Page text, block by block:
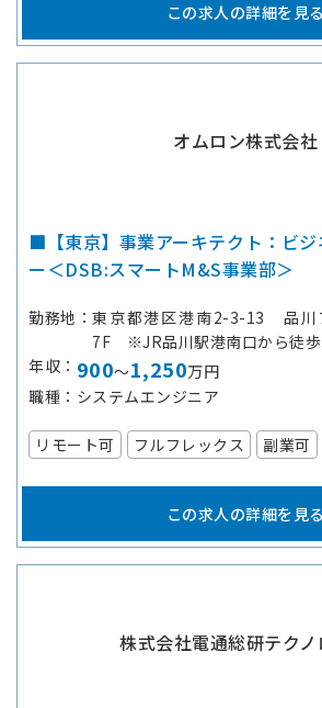
この求人の詳細を見る
オムロン株式会社
■【東京】事業アーキテクト：ビ
ー＜DSB:スマートM&S事業部＞
勤務地
東京都港区港南2-3-13 品川
7F ※JR品川駅港南口から徒
年収
900～1,250万円
職種
システムエンジニア
リモート可 フルフレックス 副業可
この求人の詳細を見る
株式会社電通総研テクノ